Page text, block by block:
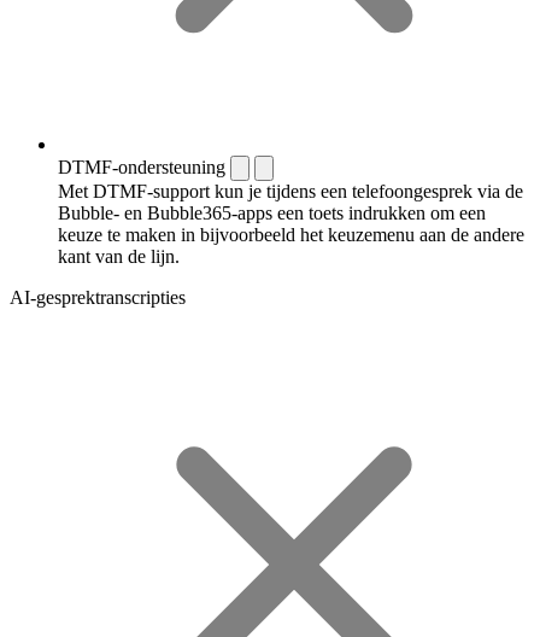
DTMF-ondersteuning
Met DTMF-support kun je tijdens een telefoongesprek via de
Bubble- en Bubble365-apps een toets indrukken om een
keuze te maken in bijvoorbeeld het keuzemenu aan de andere
kant van de lijn.
AI-gesprektranscripties